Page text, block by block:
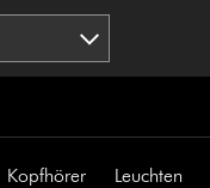
Kopfhörer Leuchten